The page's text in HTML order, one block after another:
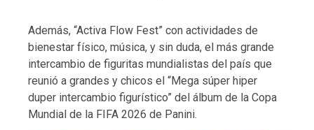
Además, “Activa Flow Fest” con actividades de
bienestar físico, música, y sin duda, el más grande
intercambio de figuritas mundialistas del país que
reunió a grandes y chicos el “Mega súper hiper
duper intercambio figurístico” del álbum de la Copa
Mundial de la FIFA 2026 de Panini.